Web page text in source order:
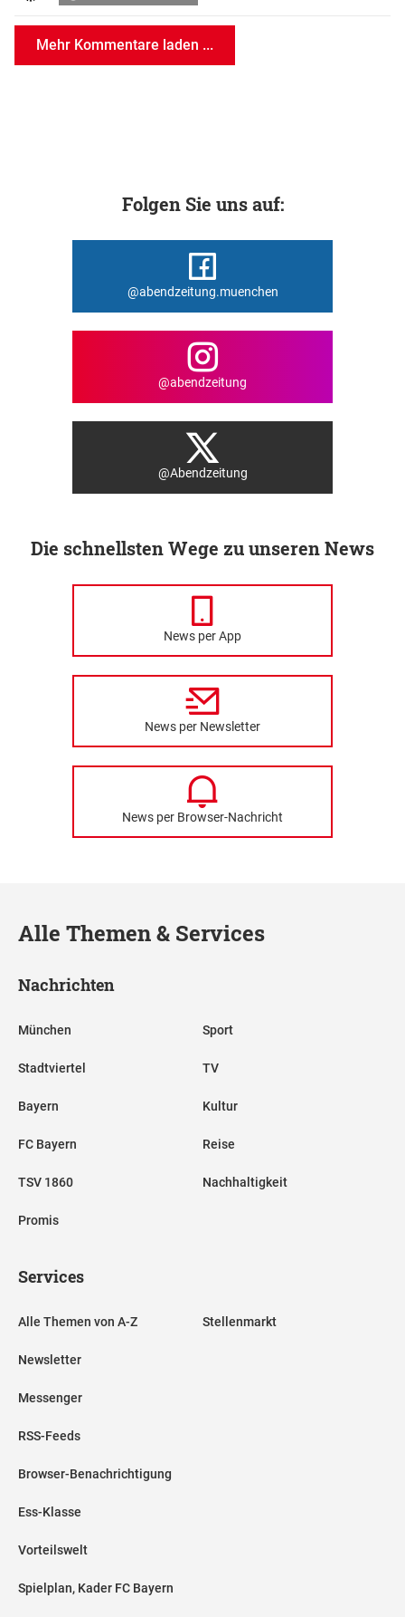
Mehr Kommentare laden ...
Folgen Sie uns auf:
@abendzeitung.muenchen
@abendzeitung
@Abendzeitung
Die schnellsten Wege zu unseren News
News per App
News per Newsletter
News per Browser-Nachricht
Alle Themen & Services
Nachrichten
München
Stadtviertel
Bayern
FC Bayern
TSV 1860
Promis
Sport
TV
Kultur
Reise
Nachhaltigkeit
Services
Alle Themen von A-Z
Newsletter
Messenger
RSS-Feeds
Browser-Benachrichtigung
Ess-Klasse
Vorteilswelt
Spielplan, Kader FC Bayern
Stellenmarkt